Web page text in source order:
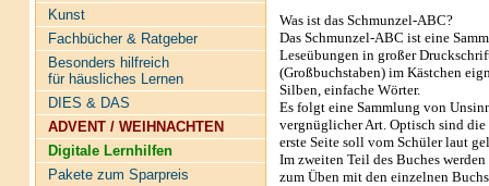
Kunst
Fachbücher & Ratgeber
Besonders hilfreich
für häusliches Lernen
DIES & DAS
ADVENT / WEIHNACHTEN
Digitale Lernhilfen
Pakete zum Sparpreis
Was ist das Schmunzel-ABC?
Das Schmunzel-ABC ist eine
Leseübungen in großer
(Großbuchstaben) im Kästchen
Silben, einfache Wörter.
Es folgt eine Sammlung von
vergnüglicher Art. Optisch sind
erste Seite soll vom Schüler laut
Im zweiten Teil des Buches
zum Üben mit den einzelnen